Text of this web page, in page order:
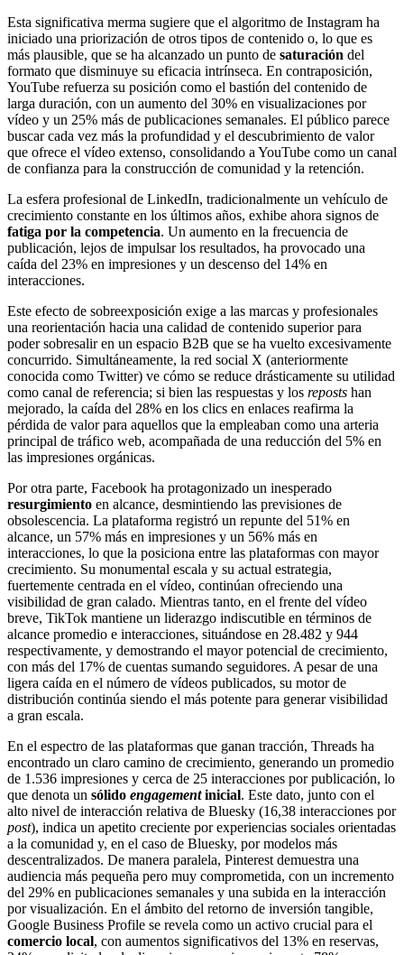
Esta significativa merma sugiere que el algoritmo de Instagram ha
iniciado una priorización de otros tipos de contenido o, lo que es
más plausible, que se ha alcanzado un punto de saturación del
formato que disminuye su eficacia intrínseca. En contraposición,
YouTube refuerza su posición como el bastión del contenido de
larga duración, con un aumento del 30% en visualizaciones por
vídeo y un 25% más de publicaciones semanales. El público parece
buscar cada vez más la profundidad y el descubrimiento de valor
que ofrece el vídeo extenso, consolidando a YouTube como un canal
de confianza para la construcción de comunidad y la retención.
La esfera profesional de LinkedIn, tradicionalmente un vehículo de
crecimiento constante en los últimos años, exhibe ahora signos de
fatiga por la competencia. Un aumento en la frecuencia de
publicación, lejos de impulsar los resultados, ha provocado una
caída del 23% en impresiones y un descenso del 14% en
interacciones.
Este efecto de sobreexposición exige a las marcas y profesionales
una reorientación hacia una calidad de contenido superior para
poder sobresalir en un espacio B2B que se ha vuelto excesivamente
concurrido. Simultáneamente, la red social X (anteriormente
conocida como Twitter) ve cómo se reduce drásticamente su utilidad
como canal de referencia; si bien las respuestas y los reposts han
mejorado, la caída del 28% en los clics en enlaces reafirma la
pérdida de valor para aquellos que la empleaban como una arteria
principal de tráfico web, acompañada de una reducción del 5% en
las impresiones orgánicas.
Por otra parte, Facebook ha protagonizado un inesperado
resurgimiento en alcance, desmintiendo las previsiones de
obsolescencia. La plataforma registró un repunte del 51% en
alcance, un 57% más en impresiones y un 56% más en
interacciones, lo que la posiciona entre las plataformas con mayor
crecimiento. Su monumental escala y su actual estrategia,
fuertemente centrada en el vídeo, continúan ofreciendo una
visibilidad de gran calado. Mientras tanto, en el frente del vídeo
breve, TikTok mantiene un liderazgo indiscutible en términos de
alcance promedio e interacciones, situándose en 28.482 y 944
respectivamente, y demostrando el mayor potencial de crecimiento,
con más del 17% de cuentas sumando seguidores. A pesar de una
ligera caída en el número de vídeos publicados, su motor de
distribución continúa siendo el más potente para generar visibilidad
a gran escala.
En el espectro de las plataformas que ganan tracción, Threads ha
encontrado un claro camino de crecimiento, generando un promedio
de 1.536 impresiones y cerca de 25 interacciones por publicación, lo
que denota un sólido engagementinicial. Este dato, junto con el
alto nivel de interacción relativa de Bluesky (16,38 interacciones por
post), indica un apetito creciente por experiencias sociales orientadas
a la comunidad y, en el caso de Bluesky, por modelos más
descentralizados. De manera paralela, Pinterest demuestra una
audiencia más pequeña pero muy comprometida, con un incremento
del 29% en publicaciones semanales y una subida en la interacción
por visualización. En el ámbito del retorno de inversión tangible,
Google Business Profile se revela como un activo crucial para el
comercio local, con aumentos significativos del 13% en reservas,